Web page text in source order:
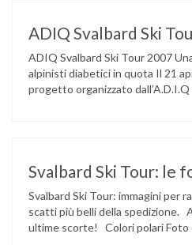
ADIQ Svalbard Ski
ADIQ Svalbard Ski Tour 2007
alpinisti diabetici in quota Il 21
progetto organizzato
Svalbard Ski Tour: le
Svalbard Ski Tour: immagini per
scatti più belli della spedizione.
ultime scorte! Colori polari Foto